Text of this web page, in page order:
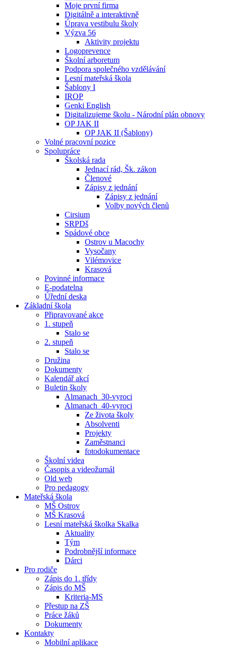
Moje první firma
Digitálně a interaktivně
Úprava vestibulu školy
Výzva 56
Aktivity projektu
Logoprevence
Školní arboretum
Podpora společného vzdělávání
Lesní mateřská škola
Šablony I
IROP
Genki English
Digitalizujeme školu - Národní plán obnovy
OP JAK II
OP JAK II (Šablony)
Volné pracovní pozice
Spolupráce
Školská rada
Jednací rád, Šk. zákon
Členové
Zápisy z jednání
Zápisy z jednání
Volby nových členů
Cirsium
SRPDš
Spádové obce
Ostrov u Macochy
Vysočany
Vilémovice
Krasová
Povinné informace
E-podatelna
Úřední deska
Základní škola
Připravované akce
1. stupeň
Stalo se
2. stupeň
Stalo se
Družina
Dokumenty
Kalendář akcí
Buletin školy
Almanach_30-vyroci
Almanach_40-vyroci
Ze života školy
Absolventi
Projekty
Zaměstnanci
fotodokumentace
Školní videa
Časopis a videožurnál
Old web
Pro pedagogy
Mateřská škola
MŠ Ostrov
MŠ Krasová
Lesní mateřská školka Skalka
Aktuality
Tým
Podrobnější informace
Dárci
Pro rodiče
Zápis do 1. třídy
Zápis do MŠ
Kriteria-MS
Přestup na ZŠ
Práce žáků
Dokumenty
Kontakty
Mobilní aplikace